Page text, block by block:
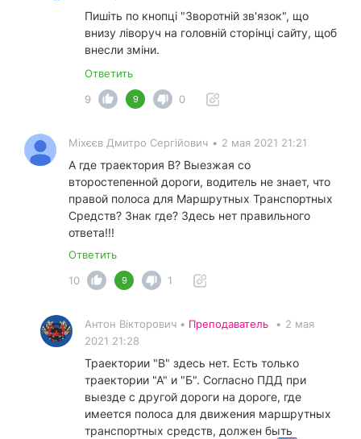
Пишіть по кнопці "Зворотній зв'язок", що
внизу ліворуч на головній сторінці сайту, щоб
внесли зміни.
Ответить
9
9 0
Міхєєв Дмитро Сергійович • 2 мая 2021 21:21
А где траектория В? Выезжая со
второстепенной дороги, водитель не знает, что
правой полоса для Маршрутных Транспортных
Средств? Знак где? Здесь нет правильного
ответа!!!
Ответить
10
9 1
Антон Вікторович • Преподаватель • 2 мая
2021 21:28
Траектории "В" здесь нет. Есть только
траектории "А" и "Б". Согласно ПДД при
выезде с другой дороги на дороге, где
имеется полоса для движения маршрутных
транспортных средств, должен быть